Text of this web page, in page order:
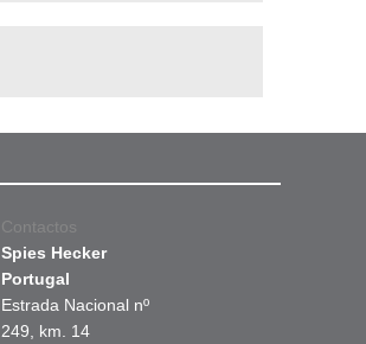
Contactos
Spies Hecker
Portugal
Estrada Nacional nº
249, km. 14